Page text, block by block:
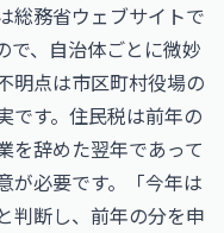
総務省ウェブサイトで
で、自治体ごとに微妙
明点は市区町村役場の
です。住民税は前年の
を辞めた翌年であって
が必要です。「今年は
判断し、前年の分を申